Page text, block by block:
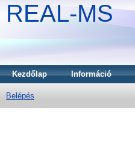
REAL-MS
Kezdőlap Információ
Belépés